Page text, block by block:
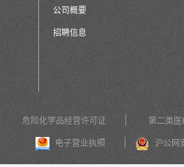
公司概要
招聘信息
危险化学品经营许可证 第二类医
电子营业执照 沪公网